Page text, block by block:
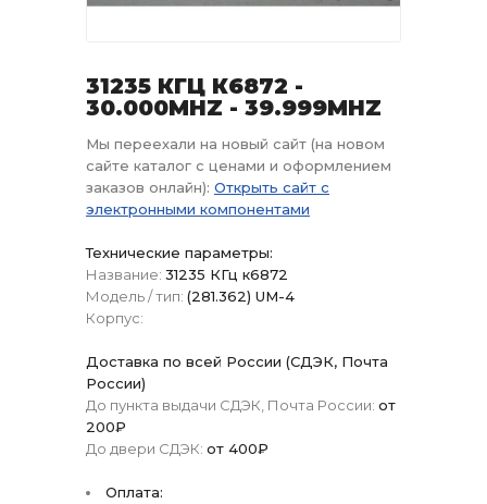
31235 КГЦ К6872 -
30.000MHZ - 39.999MHZ
Мы переехали на новый сайт (на новом
сайте каталог с ценами и оформлением
заказов онлайн): Открыть сайт с
электронными компонентами
Технические параметры:
Название: 31235 КГц к6872
Модель / тип: (281.362) UM-4
Корпус:
Доставка по всей России (СДЭК, Почта
России)
До пункта выдачи СДЭК, Почта России: от
200₽
До двери СДЭК: от 400₽
Оплата: